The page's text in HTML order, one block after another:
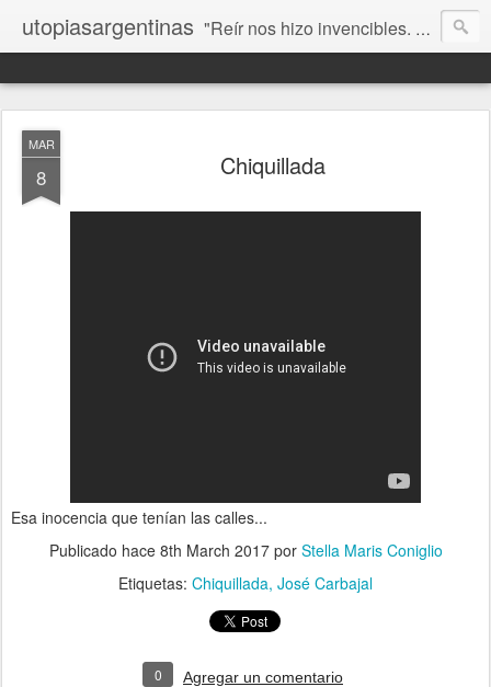
utopiasargentinas "Reír nos hizo invencibles. No como los que siempre ganan, sino como aquellos que no se rinden”. Frida Kahlo
MAR
8 Chiquillada
Esa inocencia que tenían las calles...
Publicado hace 8th March 2017por Stella Maris Coniglio
Etiquetas: Chiquillada José Carbajal
0 Agregar un comentario